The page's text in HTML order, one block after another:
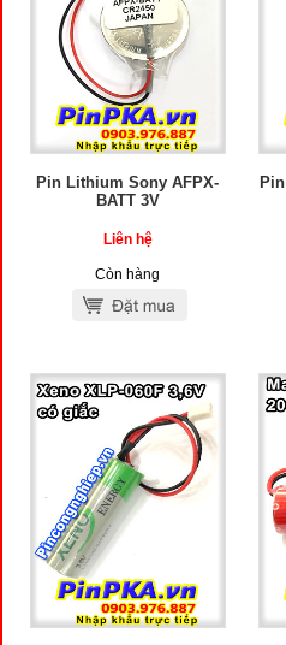
Pin Lithium Sony AFPX-
BATT 3V
Liên hệ
Còn hàng